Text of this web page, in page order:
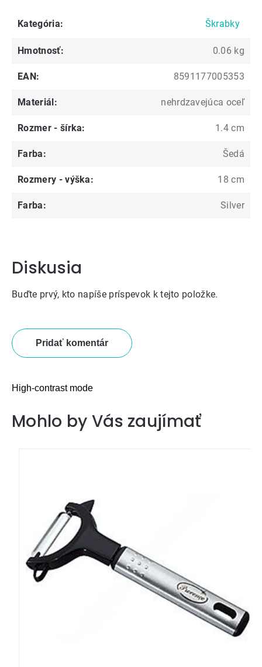
Kategória: Škrabky
Hmotnosť: 0.06 kg
EAN: 8591177005353
Materiál: nehrdzavejúca oceľ
Rozmer - šírka: 1.4 cm
Farba: Šedá
Rozmery - výška: 18 cm
Farba: Silver
Diskusia
Buďte prvý, kto napíše príspevok k tejto položke.
Pridať komentár
High-contrast mode
Mohlo by Vás zaujímať